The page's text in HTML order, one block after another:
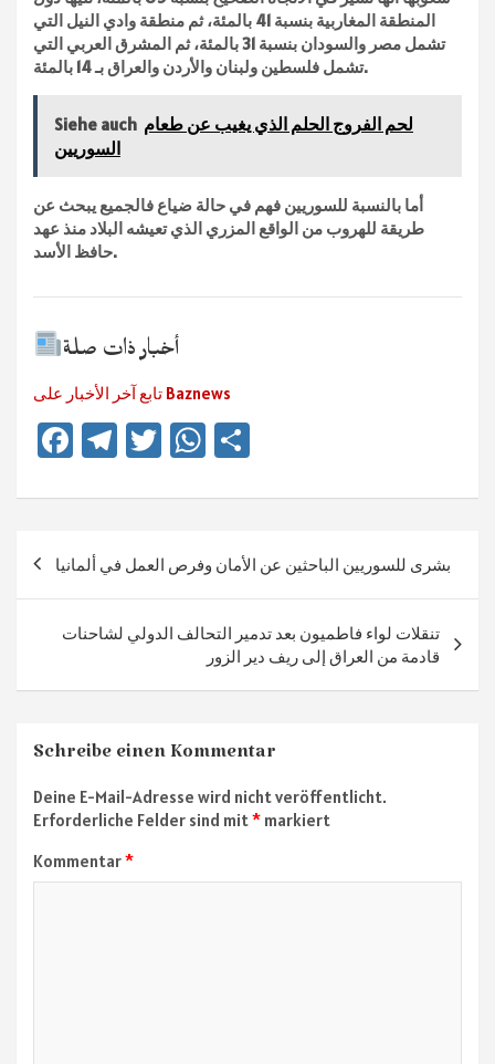
المنطقة المغاربية بنسبة 41 بالمئة، ثم منطقة وادي النيل التي
تشمل مصر والسودان بنسبة 31 بالمئة، ثم المشرق العربي التي
تشمل فلسطين ولبنان والأردن والعراق بـ 14 بالمئة.
Siehe auch لحم الفروج الحلم الذي يغيب عن طعام
السوريين
أما بالنسبة للسوريين فهم في حالة ضياع فالجميع يبحث عن
طريقة للهروب من الواقع المزري الذي تعيشه البلاد منذ عهد
حافظ الأسد.
أخبار ذات صلة
تابع آخر الأخبار على Baznews
Fa
b
o
ok
Te
gr
a
m
T
tt
er
W
at
sA
p
p
n
بشرى للسوريين الباحثين عن الأمان وفرص العمل في ألمانيا
تنقلات لواء فاطميون بعد تدمير التحالف الدولي لشاحنات
قادمة من العراق إلى ريف دير الزور
Schreibe einen Kommentar
Deine E-Mail-Adresse wird nicht veröffentlicht.
Erforderliche Felder sind mit* markiert
Kommentar*